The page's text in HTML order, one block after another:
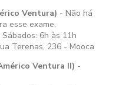
Ventura) - Não há
esse exame.
Sábados: 6h às 11h
Terenas, 236 - Mooca
Ventura II) -